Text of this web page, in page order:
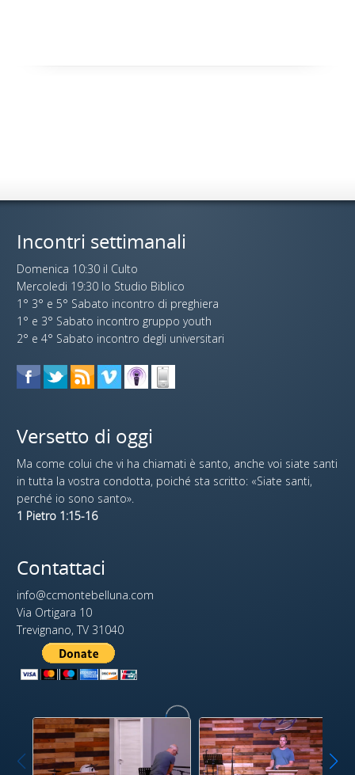
Incontri settimanali
Domenica 10:30 il Culto
Mercoledi 19:30 lo Studio Biblico
1° 3° e 5° Sabato incontro di preghiera
1° e 3° Sabato incontro gruppo youth
2° e 4° Sabato incontro degli universitari
Versetto di oggi
Ma come colui che vi ha chiamati è santo, anche voi siate santi
in tutta la vostra condotta, poiché sta scritto: «Siate santi,
perché io sono santo».
1 Pietro 1:15-16
Contattaci
info@ccmontebelluna.com
Via Ortigara 10
Trevignano, TV 31040